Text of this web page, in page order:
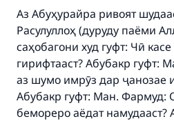
Аз Абуҳурайра ривоят
Расулуллоҳ (дуруду паёми
саҳобагони худ гуфт: Чӣ
гирифтааст? Абубакр гуфт:
аз шумо имрӯз дар ҷанозае
Абубакр гуфт: Ман. Фармуд:
бемореро аёдат намудааст?
Make an impact on
with your
Your support is crucial